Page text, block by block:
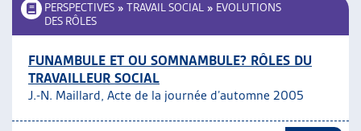
PERSPECTIVES » TRAVAIL SOCIAL » EVOLUTIONS
DES RÔLES
FUNAMBULE ET OU SOMNAMBULE? RÔLES DU
TRAVAILLEUR SOCIAL
J.-N. Maillard, Acte de la journée d’automne 2005